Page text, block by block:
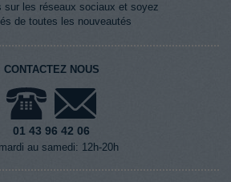
sur les réseaux sociaux et soyez
de toutes les nouveautés
CONTACTEZ NOUS
01 43 96 42 06
au samedi: 12h-20h